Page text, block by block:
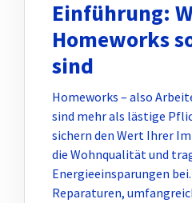
Einführung:
Homeworks
sind
Homeworks – also
sind mehr als lästige
sichern den Wert Ihrer
die Wohnqualität und
Energieeinsparungen
Reparaturen,